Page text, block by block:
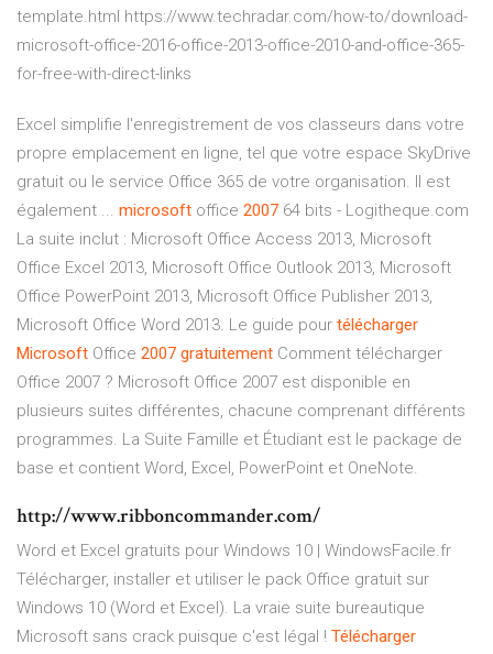
template.html https://www.techradar.com/how-to/download-
microsoft-office-2016-office-2013-office-2010-and-office-365-
for-free-with-direct-links
Excel simplifie l'enregistrement de vos classeurs dans votre
propre emplacement en ligne, tel que votre espace SkyDrive
gratuit ou le service Office 365 de votre organisation. Il est
également ... microsoft office 2007 64 bits - Logitheque.com
La suite inclut : Microsoft Office Access 2013, Microsoft
Office Excel 2013, Microsoft Office Outlook 2013, Microsoft
Office PowerPoint 2013, Microsoft Office Publisher 2013,
Microsoft Office Word 2013. Le guide pour télécharger
Microsoft Office 2007 gratuitement Comment télécharger
Office 2007 ? Microsoft Office 2007 est disponible en
plusieurs suites différentes, chacune comprenant différents
programmes. La Suite Famille et Étudiant est le package de
base et contient Word, Excel, PowerPoint et OneNote.
http://www.ribboncommander.com/
Word et Excel gratuits pour Windows 10 | WindowsFacile.fr
Télécharger, installer et utiliser le pack Office gratuit sur
Windows 10 (Word et Excel). La vraie suite bureautique
Microsoft sans crack puisque c'est légal ! Télécharger